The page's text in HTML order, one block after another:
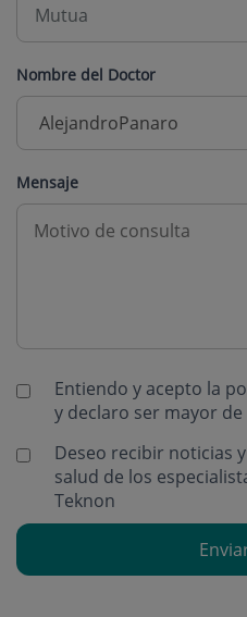
Nombre del Doctor
Mensaje
Entiendo y acepto la
y declaro ser mayor de
Deseo recibir noticias
salud de los
Teknon